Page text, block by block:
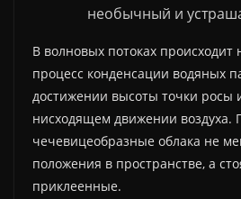
необычный и
В волновых потоках
процесс конденсации водяных
достижении высоты точки росы
нисходящем движении воздуха.
чечевицеобразные облака не
положения в пространстве, а
приклеенные.